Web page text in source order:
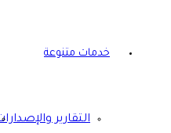
خدمات متنوعة
التقارير